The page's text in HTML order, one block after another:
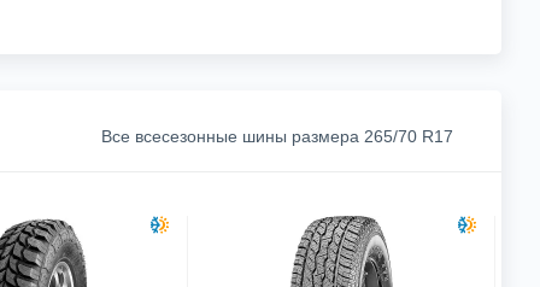
Все всесезонные шины размера 265/70 R17